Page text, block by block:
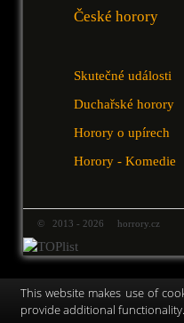
České horory
Skutečné události
Duchařské horory
Horory o upírech
Horory - Komedie
© 2013 - 2026 horrory.cz
This website makes use of
provide additional functionality.